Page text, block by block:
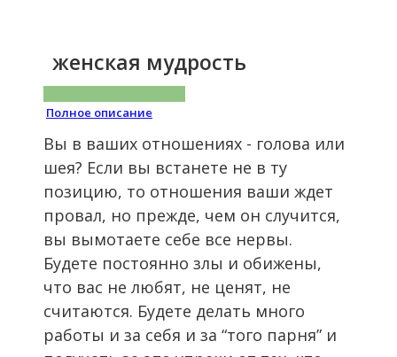
женская мудрость
Полное описание
Вы в ваших отношениях - голова или
шея? Если вы встанете не в ту
позицию, то отношения ваши ждет
провал, но прежде, чем он случится,
вы вымотаете себе все нервы.
Будете постоянно злы и обижены,
что вас не любят, не ценят, не
считаются. Будете делать много
работы и за себя и за “того парня” и